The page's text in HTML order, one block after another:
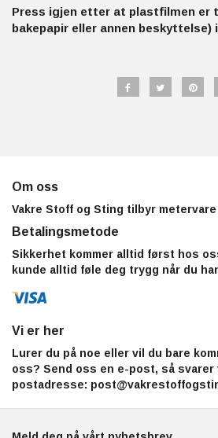
Press igjen etter at plastfilmen er
bakepapir eller annen beskyttelse)
Om oss
Vakre Stoff og Sting tilbyr
Betalingsmetode
Sikkerhet kommer alltid først hos
kunde alltid føle deg trygg når du
Vi er her
Lurer du på noe eller vil du bare
oss? Send oss en e-post, så svarer
postadresse: